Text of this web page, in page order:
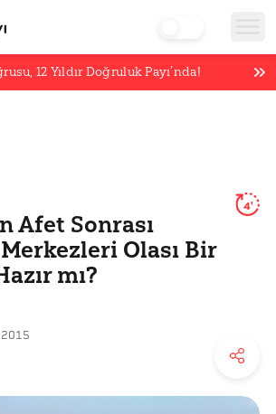
12 Yıldır Doğruluk Payı’nda!
Afet Sonrası
Olası Bir
mı?
4'
2015